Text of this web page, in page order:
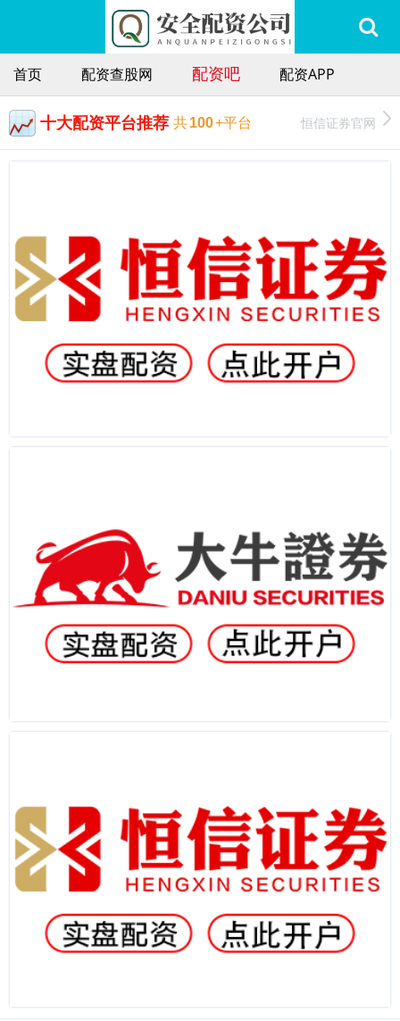
首页 配资查股网 配资吧 配资APP
十大配资平台推荐 共100+平台 恒信证券官网